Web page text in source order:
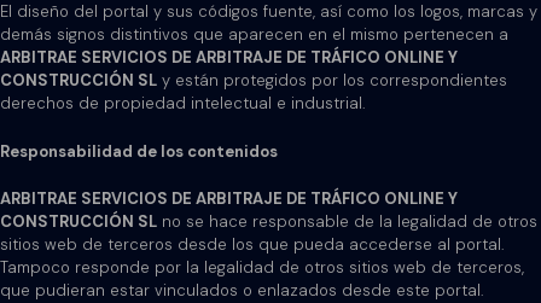
El diseño del portal y sus códigos fuente, así como los logos, marcas y
demás signos distintivos que aparecen en el mismo pertenecen a
ARBITRAE SERVICIOS DE ARBITRAJE DE TRÁFICO ONLINE Y
CONSTRUCCIÓN SL y están protegidos por los correspondientes
derechos de propiedad intelectual e industrial.
Responsabilidad de los contenidos
ARBITRAE SERVICIOS DE ARBITRAJE DE TRÁFICO ONLINE Y
CONSTRUCCIÓN SL no se hace responsable de la legalidad de otros
sitios web de terceros desde los que pueda accederse al portal.
Tampoco responde por la legalidad de otros sitios web de terceros,
que pudieran estar vinculados o enlazados desde este portal.